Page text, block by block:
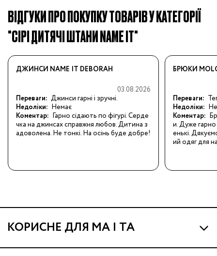
ВІДГУКИ ПРО ПОКУПКУ ТОВАРІВ У КАТЕГОРІЇ
"СІРІ ДИТЯЧІ ШТАНИ NAME IT"
ДЖИНСИ NAME IT DEBORAH
03.08.2026
Переваги: Джинси гарні і зручні.
Недоліки: Немає
Коментар: Гарно сідають по фігурі. Серде
чка на джинсах справжня любов. Дитина з
адоволена. Не тонкі. На осінь буде добре!
БРЮКИ
Переваги:
Недоліки:
Коментар:
и. Дуже гарно
енькі.
ий одяг для
КОРИСНЕ ДЛЯ МА І ТА
Про МА та Маминих Асистентів